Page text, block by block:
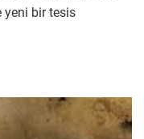
yeni bir tesis